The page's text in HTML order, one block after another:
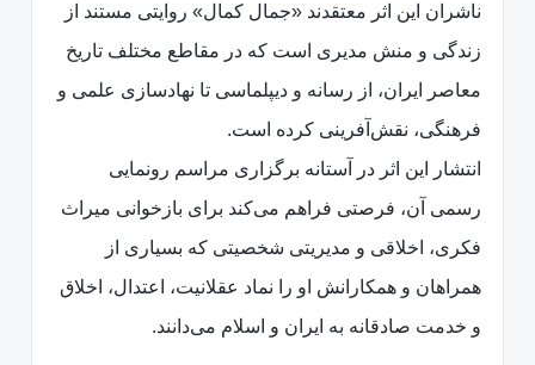
ناشران این اثر معتقدند «جمال کمال» روایتی مستند از
زندگی و منش مدیری است که در مقاطع مختلف تاریخ
معاصر ایران، از رسانه و دیپلماسی تا نهادسازی علمی و
فرهنگی، نقش‌آفرینی کرده است.
انتشار این اثر در آستانه برگزاری مراسم رونمایی
رسمی آن، فرصتی فراهم می‌کند برای بازخوانی میراث
فکری، اخلاقی و مدیریتی شخصیتی که بسیاری از
همراهان و همکارانش او را نماد عقلانیت، اعتدال، اخلاق
و خدمت صادقانه به ایران و اسلام می‌دانند.